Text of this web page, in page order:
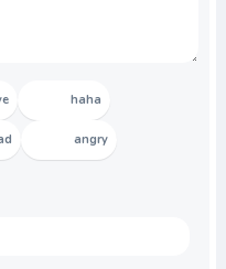
haha
angry